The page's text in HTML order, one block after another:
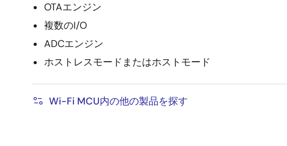
OTAエンジン
複数のI/O
ADCエンジン
ホストレスモードまたはホストモード
Wi-Fi MCU内の他の製品を探す